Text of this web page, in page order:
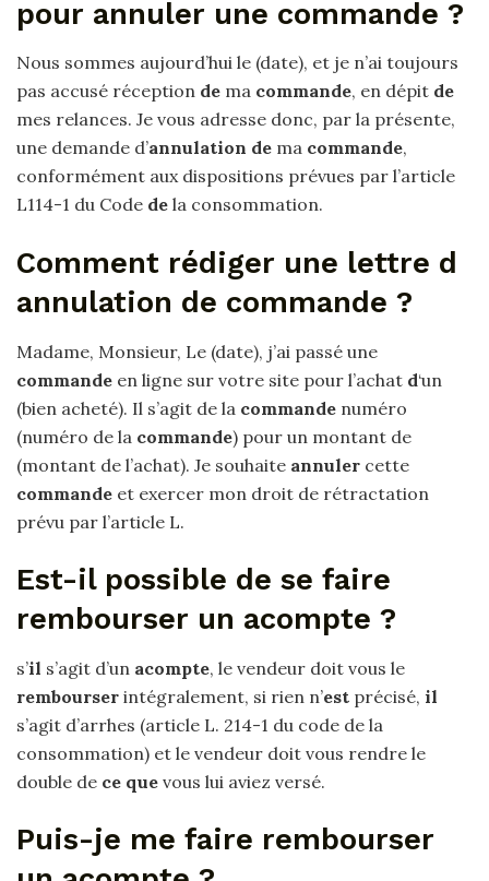
pour annuler une commande ?
Nous sommes aujourd’hui le (date), et je n’ai toujours
pas accusé réception de ma commande, en dépit de
mes relances. Je vous adresse donc, par la présente,
une demande d’annulation de ma commande,
conformément aux dispositions prévues par l’article
L114-1 du Code de la consommation.
Comment rédiger une lettre d
annulation de commande ?
Madame, Monsieur, Le (date), j’ai passé une
commande en ligne sur votre site pour l’achat d‘un
(bien acheté). Il s’agit de la commande numéro
(numéro de la commande) pour un montant de
(montant de l’achat). Je souhaite annuler cette
commande et exercer mon droit de rétractation
prévu par l’article L.
Est-il possible de se faire
rembourser un acompte ?
s’il s’agit d’un acompte, le vendeur doit vous le
rembourser intégralement, si rien n’est précisé, il
s’agit d’arrhes (article L. 214-1 du code de la
consommation) et le vendeur doit vous rendre le
double de ce que vous lui aviez versé.
Puis-je me faire rembourser